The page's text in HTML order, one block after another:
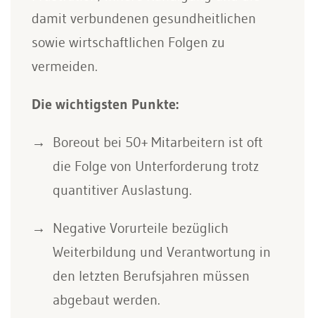
damit verbundenen gesundheitlichen
sowie wirtschaftlichen Folgen zu
vermeiden.
Die wichtigsten Punkte:
Boreout bei 50+ Mitarbeitern ist oft
die Folge von Unterforderung trotz
quantitiver Auslastung.
Negative Vorurteile bezüglich
Weiterbildung und Verantwortung in
den letzten Berufsjahren müssen
abgebaut werden.